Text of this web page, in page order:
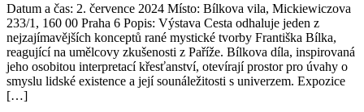
Datum a čas: 2. července 2024 Místo: Bílkova vila, Mickiewiczova
233/1, 160 00 Praha 6 Popis: Výstava Cesta odhaluje jeden z
nejzajímavějších konceptů rané mystické tvorby Františka Bílka,
reagující na umělcovy zkušenosti z Paříže. Bílkova díla, inspirovaná
jeho osobitou interpretací křesťanství, otevírají prostor pro úvahy o
smyslu lidské existence a její sounáležitosti s univerzem. Expozice
[…]